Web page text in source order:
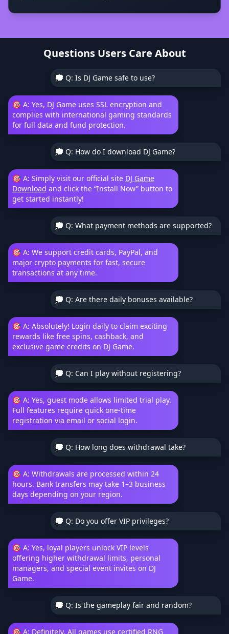
Questions Users Care About
💭 Q: Is DJ Game safe to use?
🎯 A: Yes, DJ Game uses SSL encryption and
complies with international gaming standards
for full data and fund protection.
💭 Q: How do I download DJ Game?
🎯 A: Simply visit our official site DJ Game
Download and click the “Install Now” button to
get started instantly!
💭 Q: What payment methods are supported?
🎯 A: We support credit cards, PayPal, and
major crypto payments for fast, secure
transactions at any time.
💭 Q: Are there daily bonuses available?
🎯 A: Absolutely! Login daily to claim exciting
rewards like free spins, cashback, and
exclusive game credits on DJ Game.
💭 Q: Can I play without registering?
🎯 A: Yes, guest mode allows limited trial play.
Full features require quick one-time
registration via email or social login.
💭 Q: How long does withdrawal take?
🎯 A: Withdrawals are processed within 24
hours. Bank transfers may take 1–3 business
days depending on your region.
💭 Q: Do you offer VIP privileges?
🎯 A: Yes, loyal players unlock VIP levels
offering higher withdrawal limits, personal
managers, and special event invites on DJ
Game.
💭 Q: Is the gameplay fair and random?
🎯 A: Definitely. All games use certified RNG